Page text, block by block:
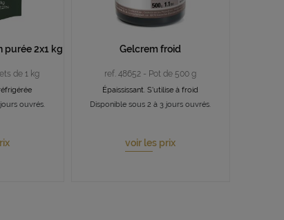
purée 2x1 kg
de 1 kg
ouvrés.
Gelcrem froid
ref. 48652 - Pot de 500 g
Épaississant. S'utilise à froid
Disponible sous 2 à 3 jours ouvrés.
voir les prix